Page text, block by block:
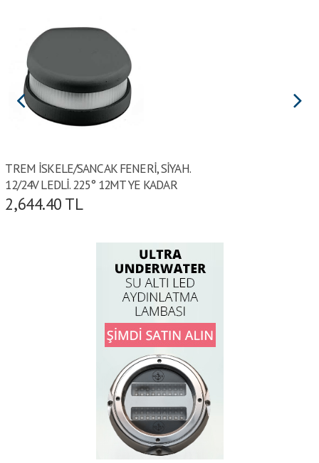
TREM İSKELE/SANCAK FENERİ, SİYAH.
12/24V LEDLİ. 225° 12MT YE KADAR
2,644.40 TL